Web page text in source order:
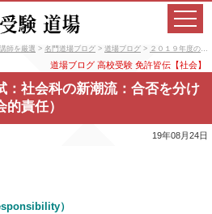
師を厳選 > 名門道場ブログ > 道場ブログ > ２０１９年度の高校入試：社会科の新潮流：合否を分けるこの一題（企業の社会的責任）
道場ブログ 高校受験 免許皆伝【社会】
：社会科の新潮流：合否を分け
責任）
19年08月24日
）